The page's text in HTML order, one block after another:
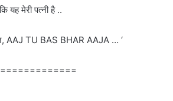
यह मेरी पत्नी है ..
AAJ TU BAS BHAR AAJA … ‘